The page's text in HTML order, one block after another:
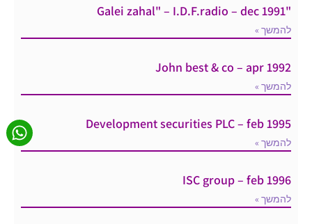
"Galei zahal" – I.D.F.radio – dec 1991
להמשך »
John best & co – apr 1992
להמשך »
Development securities PLC – feb 1995
להמשך »
ISC group – feb 1996
להמשך »